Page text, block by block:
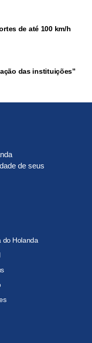
de até 100 km/h
das instituições”
de seus
do Holanda